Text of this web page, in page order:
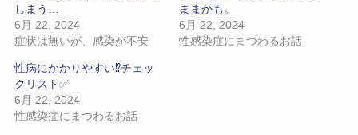
しまう…
6月 22, 2024
症状は無いが、感染が不安
ままかも。
6月 22, 2024
性感染症にまつわるお話
性病にかかりやすい⁉チェッ
クリスト✅
6月 22, 2024
性感染症にまつわるお話